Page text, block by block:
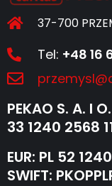
37-700
Tel: +48 16
PEKAO S. A. I
33 1240 2568
EUR: PL 52
SWIFT: